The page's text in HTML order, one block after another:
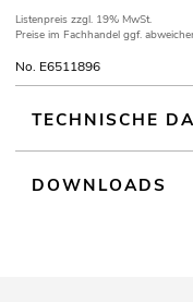
Listenpreis zzgl. 19% MwSt.
Preise im Fachhandel ggf.
No. E6511896
TECHNISCHE
DOWNLOADS